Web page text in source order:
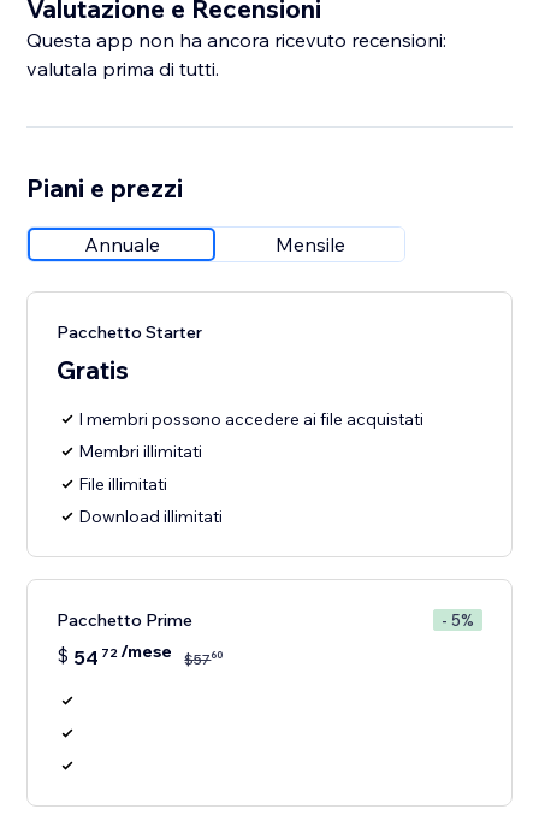
Valutazione e Recensioni
Questa app non ha ancora ricevuto recensioni:
valutala prima di tutti.
Piani e prezzi
Annuale Mensile
Pacchetto Starter
Gratis
I membri possono accedere ai file acquistati
Membri illimitati
File illimitati
Download illimitati
Pacchetto Prime - 5%
$ 54 72/mese $5760